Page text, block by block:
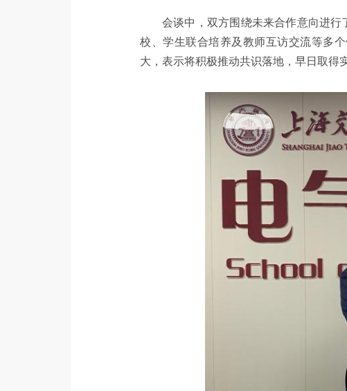
会谈中，双方围绕未来合作意向进
校、学生联合培养及教师互访交流等多
大，表示将积极推动共识落地，早日取得